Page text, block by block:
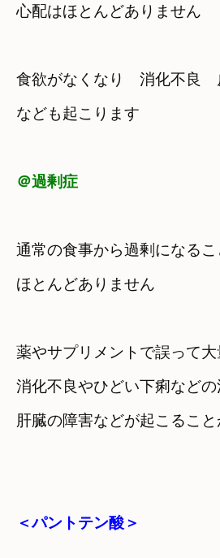
心配はほとんどありません
食欲がなくなり　消化不良
なども起こります
＠過剰症
通常の食事から過剰になるこ
ほとんどありません
薬やサプリメントで誤って大
消化不良やひどい下痢など
肝臓の障害などが起こるこ
＜パントテン酸＞